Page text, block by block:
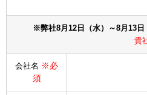
※弊社8月12日（水）～8月13
貴
会社名 ※必
須